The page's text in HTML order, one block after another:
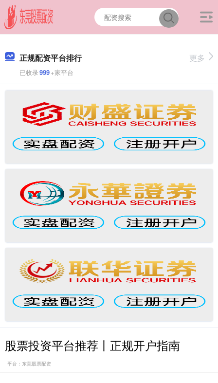
正规配资平台排行
已收录999+家平台
更多
股票投资平台推荐丨正规开户指南
平台：东莞股票配资